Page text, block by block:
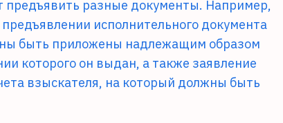
предъявить разные документы. Например,
исполнительного документа
быть приложены надлежащим образом
которого он выдан, а также заявление
взыскателя, на который должны быть